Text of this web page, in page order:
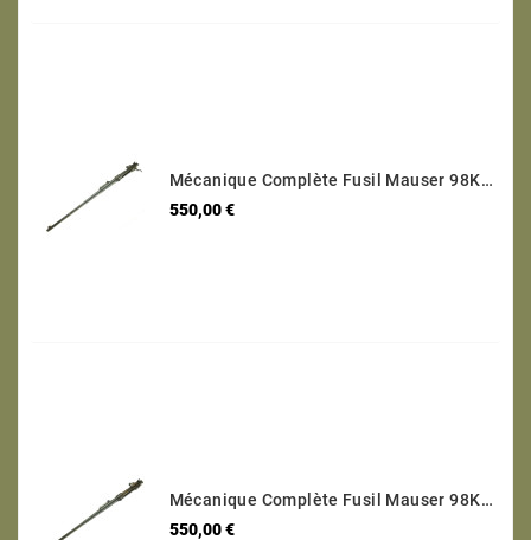
Mécanique Complète Fusil Mauser 98K Code 42 1940 Calibre 8 X 57 Numéro 9777
550,00 €Prix
Mécanique Complète Fusil Mauser 98K Code S/42 1937 Calibre 8 X 57 Numéro 3723
550,00 €Prix